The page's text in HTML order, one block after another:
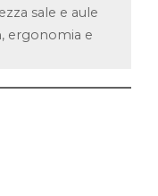
sale e aule
ergonomia e